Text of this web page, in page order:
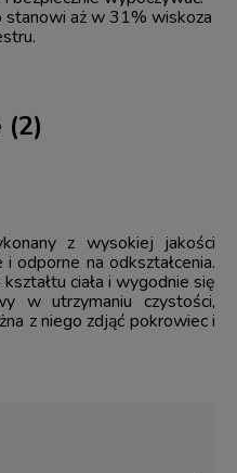
stanowi aż w 31% wiskoza
(2)
z wysokiej jakości
odporne na odkształcenia.
ciała i wygodnie się
w utrzymaniu czystości,
z niego zdjąć pokrowiec i